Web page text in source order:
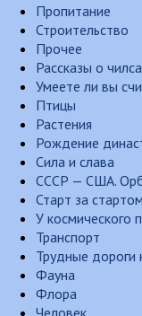
Пропитание
Строительство
Прочее
Рассказы о
Умеете ли вы
Птицы
Растения
Рождение
Сила и слава
СССР — США.
Старт за стартом
У космического
Транспорт
Трудные дороги
Фауна
Флора
Человек